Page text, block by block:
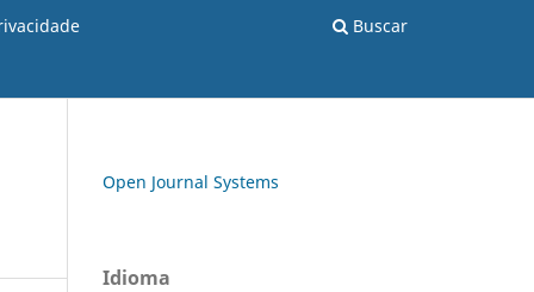
Buscar
Open Journal Systems
Idioma